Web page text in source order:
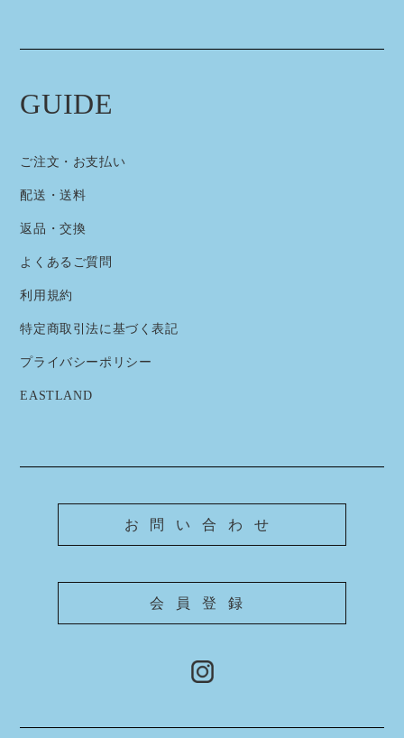
GUIDE
ご注文・お支払い
配送・送料
返品・交換
よくあるご質問
利用規約
特定商取引法に基づく表記
プライバシーポリシー
EASTLAND
お問い合わせ
会員登録